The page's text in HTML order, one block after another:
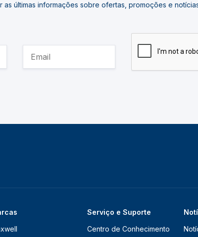
as últimas informações sobre ofertas, promoções e
Serviço e Suporte
Centro de Conhecimento